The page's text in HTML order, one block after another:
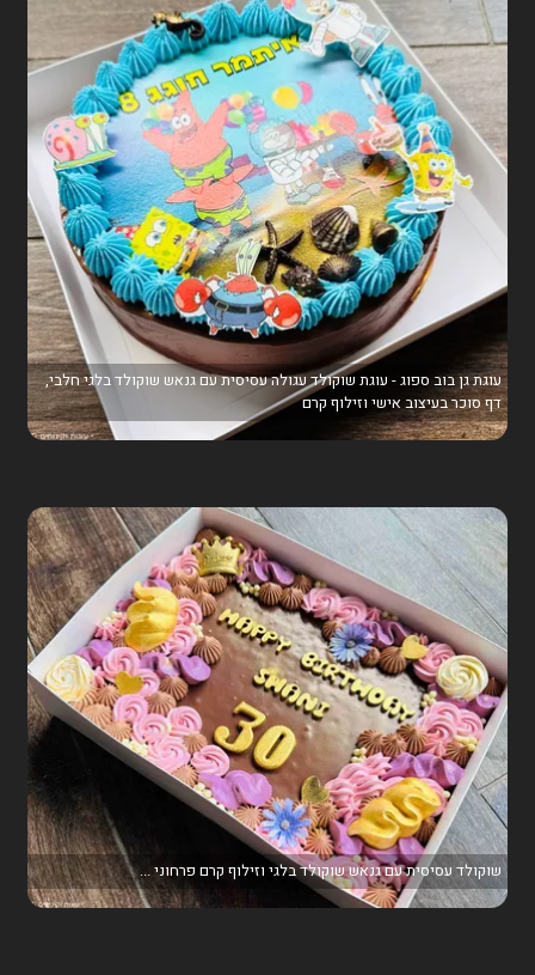
עוגת גן בוב ספוג - עוגת שוקולד עגולה עסיסית עם גנאש שוקולד בלגי חלבי,
דף סוכר בעיצוב אישי וזילוף קרם
שוקולד עסיסית עם גנאש שוקולד בלגי וזילוף קרם פרחוני ...